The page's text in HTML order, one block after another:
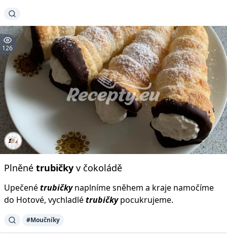
126
Plněné trubičky v čokoládě
Upečenétrubičkynaplníme sněhem a kraje namočíme
do Hotové, vychladlétrubičkypocukrujeme.
#Moučníky